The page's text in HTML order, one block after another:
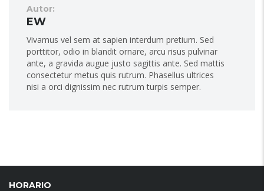
Autor:
EW
Vivamus vel sem at sapien interdum pretium. Sed
porttitor, odio in blandit ornare, arcu risus pulvinar
ante, a gravida augue justo sagittis ante. Sed mattis
consectetur metus quis rutrum. Phasellus ultrices
nisi a orci dignissim nec rutrum turpis semper.
HORARIO